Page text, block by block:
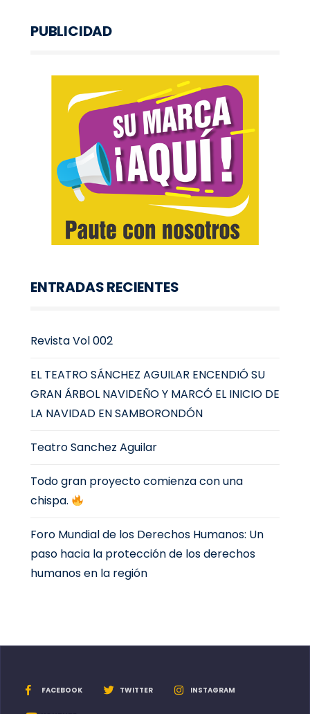
PUBLICIDAD
ENTRADAS RECIENTES
Revista Vol 002
EL TEATRO SÁNCHEZ AGUILAR ENCENDIÓ SU
GRAN ÁRBOL NAVIDEÑO Y MARCÓ EL INICIO DE
LA NAVIDAD EN SAMBORONDÓN
Teatro Sanchez Aguilar
Todo gran proyecto comienza con una
chispa.
Foro Mundial de los Derechos Humanos: Un
paso hacia la protección de los derechos
humanos en la región
FACEBOOK TWITTER INSTAGRAM